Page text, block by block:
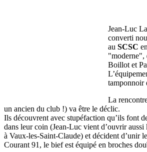
Jean-Luc
converti
au SCSC
"moderne",
Boillot et
tamponnoir
La
un ancien du club !) va être le déclic.
Ils découvrent avec stupéfaction qu’ils font
dans leur coin (Jean-Luc vient d’ouvrir aussi
à Vaux-les-Saint-Claude) et décident d’unir
Courant 91, le bief est équipé en broches